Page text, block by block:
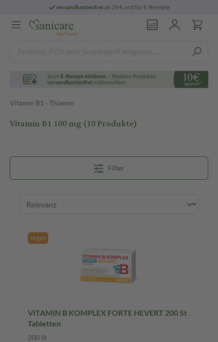
persönlichepharmazeutische Beratung
Vitamin B1 - Thiamin
Vitamin B1 100 mg(10 Produkte)
Filter
Vegan
VITAMIN B KOMPLEX FORTE HEVERT 200 St
Tabletten
200 St